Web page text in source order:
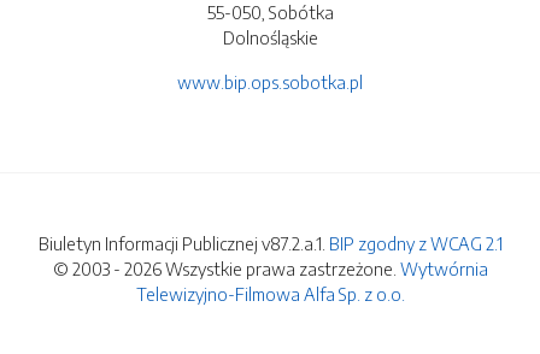
55-050, Sobótka
Dolnośląskie
www.bip.ops.sobotka.pl
Biuletyn Informacji Publicznej v87.2.a.1. BIP zgodny z WCAG 2.1
© 2003 - 2026 Wszystkie prawa zastrzeżone. Wytwórnia
Telewizyjno-Filmowa Alfa Sp. z o.o.